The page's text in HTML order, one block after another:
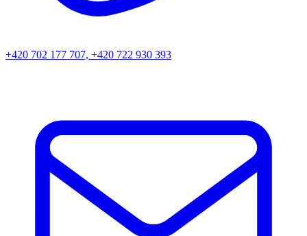
+420 702 177 707, +420 722 930 393